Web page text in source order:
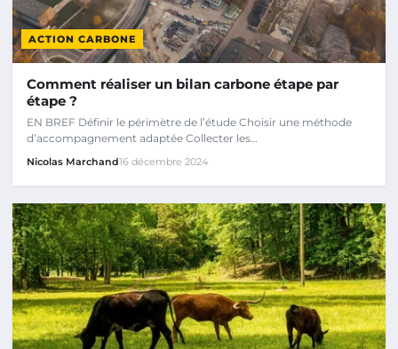
ACTION CARBONE
Comment réaliser un bilan carbone étape par
étape ?
EN BREF Définir le périmètre de l’étude Choisir une méthode
d’accompagnement adaptée Collecter les…
Nicolas Marchand16 décembre 2024